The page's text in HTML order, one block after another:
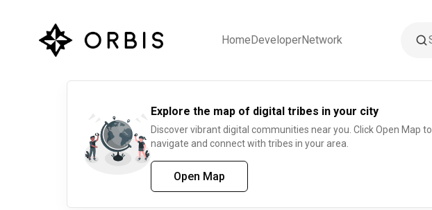
HomeDeveloperNetwork
Explore the map of digital tribes in your city
Discover vibrant digital communities near you. Click Open Map to
navigate and connect with tribes in your area.
Open Map